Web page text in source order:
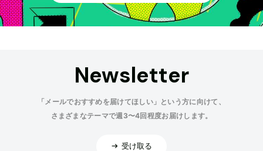
Newsletter
「メールでおすすめを届けてほしい」という方に向けて、
さまざまなテーマで週3〜4回程度お届けします。
受け取る